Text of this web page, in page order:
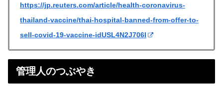
https://jp.reuters.com/article/health-coronavirus-
thailand-vaccine/thai-hospital-banned-from-offer-to-
sell-covid-19-vaccine-idUSL4N2J706I
管理人のつぶやき